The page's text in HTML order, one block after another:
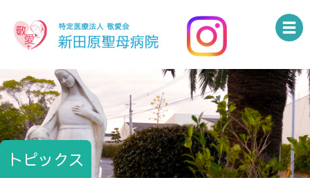
トピックス